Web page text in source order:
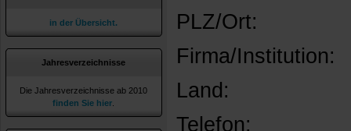
in der Übersicht.
Jahresverzeichnisse
Die Jahresverzeichnisse ab 2010
finden Sie hier
PLZ/Ort:
Firma/Institution:
Land:
Telefon: